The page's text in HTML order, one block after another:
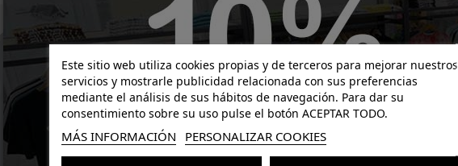
-43,60 €
Este sitio web utiliza cookies propias y de terceros para mejorar nuestros
servicios y mostrarle publicidad relacionada con sus preferencias
mediante el análisis de sus hábitos de navegación. Para dar su
consentimiento sobre su uso pulse el botón ACEPTAR TODO.
MÁS INFORMACIÓN PERSONALIZAR COOKIES